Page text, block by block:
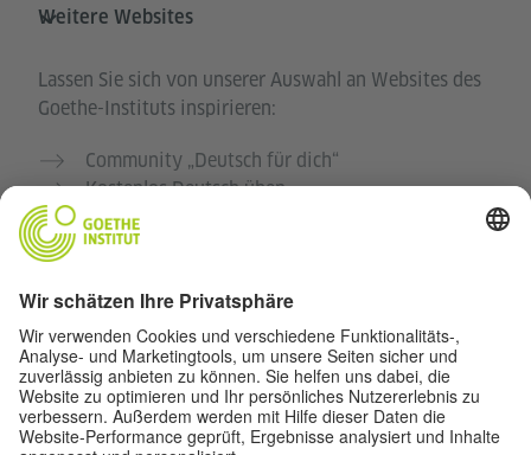
Weitere Websites
Lassen Sie sich von unserer Auswahl an Websites des
Goethe-Instituts inspirieren:
Community „Deutsch für dich“
Kostenlos Deutsch üben
Deutschkurse des Goethe-Instituts
Lehrkräfteportal „Deutschstunde“
Datenschutz und Barrierefreiheit
Diese Website soll für möglichst viele Menschen
zugänglich und nützlich sein. Personenbezogene